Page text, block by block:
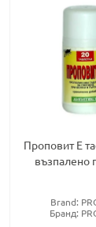
Проповит Е
възпалено
Brand:
Бранд: